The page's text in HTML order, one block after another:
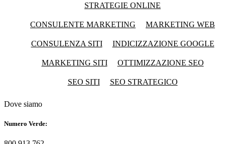
STRATEGIE ONLINE
CONSULENTE MARKETING MARKETING WEB
CONSULENZA SITI INDICIZZAZIONE GOOGLE
MARKETING SITI OTTIMIZZAZIONE SEO
SEO SITI SEO STRATEGICO
Dove siamo
Numero Verde: